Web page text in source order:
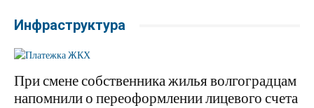
Инфраструктура
При смене собственника жилья волгоградцам
напомнили о переоформлении лицевого счета